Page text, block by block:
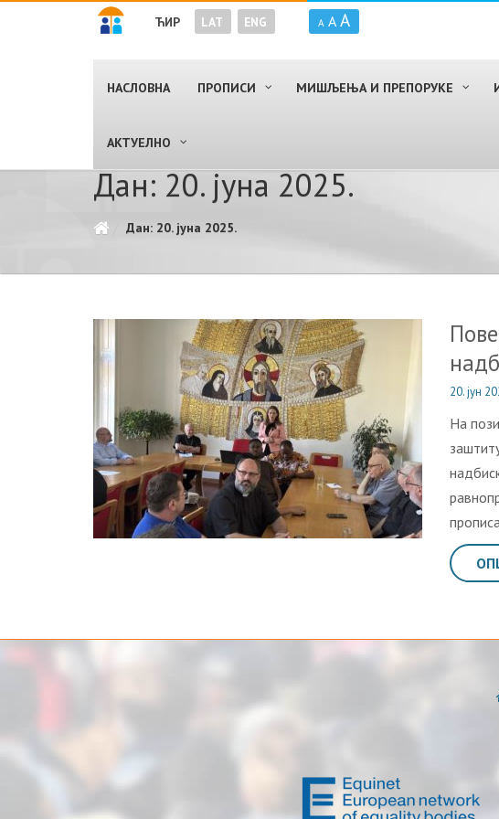
ЋИР LAT ENG A A A
НАСЛОВНА ПРОПИСИ МИШЉЕЊА И ПРЕПОРУКЕ
AКТУЕЛНО
Дан: 20. јуна 2025.
Дан: 20. јуна 2025.
20. јун
На